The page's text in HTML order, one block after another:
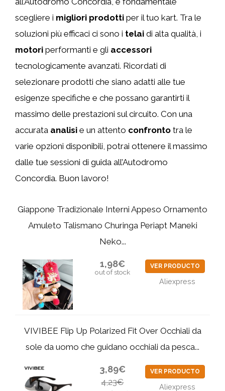
scegliere i migliori prodotti per il tuo kart. Tra le
soluzioni più efficaci ci sono i telai di alta qualità, i
motori performanti e gli accessori
tecnologicamente avanzati. Ricordati di
selezionare prodotti che siano adatti alle tue
esigenze specifiche e che possano garantirti il
massimo delle prestazioni sul circuito. Con una
accurata analisi e un attento confronto tra le
varie opzioni disponibili, potrai ottenere il massimo
dalle tue sessioni di guida all’Autodromo
Concordia. Buon lavoro!
Giappone Tradizionale Interni Appeso Ornamento
Amuleto Talismano Churinga Periapt Maneki
Neko...
1,98€
out of stock
VER PRODUCTO
Aliexpress
VIVIBEE Flip Up Polarized Fit Over Occhiali da
sole da uomo che guidano occhiali da pesca...
3,89€
4,23€
VER PRODUCTO
Aliexpress